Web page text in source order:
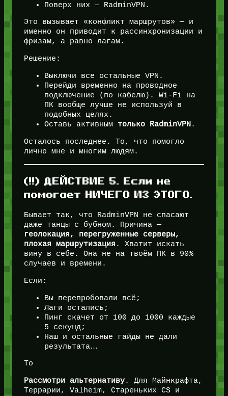
Поверх них — RadminVPN.
Это вызывает «конфликт маршрутов» — и
именно он приводит к рассинхронизации и
фризам, а равно лагам.
Решение:
Выключи все остальные VPN.
Перейди временно на проводное
подключение (по кабелю). Wi-Fi на
ПК вообще лучше не используй в
подобных целях.
Оставь активным только RadminVPN .
Осталось последнее. То, что помогло
лично мне и многим людям.
(!!) ДЕЙСТВИЕ 5. Если не
помогает НИЧЕГО ИЗ ЭТОГО.
Бывает так, что RadminVPN не спасают
даже танцы с бубном. Причина —
геолокация, перегруженные серверы,
плохая маршрутизация . Хватит искать
вину в себе. Она не на твоём ПК в 90%
случаев и времени.
Если:
Вы перепробовали всё;
Лаги остались;
Пинг скачет от 100 до 1000 каждые
5 секунд;
Наш и остальные гайды не дали
результата…
То
Рассмотри альтернативу. Для Майнкрафта,
Террарии, Valheim, Стареньких CS и